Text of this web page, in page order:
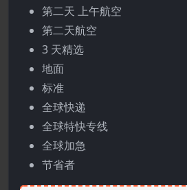
第二天 上午航空
第二天航空
3 天精选
地面
标准
全球快递
全球特快专线
全球加急
节省者